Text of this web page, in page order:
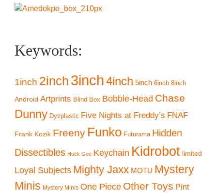
Keywords:
1inch 2inch 3inch4inch 5inch 6inch 8inch
Android Artprints Blind Box Bobble-Head Chase
Dunny Dyzplastic Five Nights at Freddy’s FNAF
Frank Kozik Freeny Funko Futurama Hidden
Dissectibles Huck Gee Keychain Kidrobot limited
Loyal Subjects Mighty Jaxx MOTU Mystery
Minis Mystery Minis One Piece Other Toys Pint